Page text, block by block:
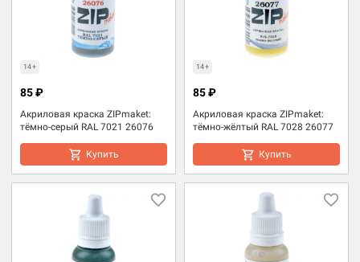
14+
Акриловая краска ZIPmaket:
тёмно-серый RAL 7021 26076
85 ₽
Купить
14+
Акриловая краска ZIPmaket:
тёмно-жёлтый RAL 7028 26077
85 ₽
Купить